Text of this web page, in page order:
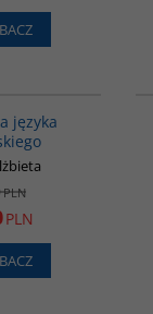
języka
PLN
PLN